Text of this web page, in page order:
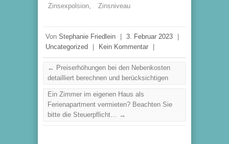
Zinsexpolsion, Zinsniveau
Von Stephanie Friedlein 3. Februar 2023
Uncategorized
Kein Kommentar
← Preiserhöhungen bei den Nebenkosten
detailliert berechnen und berücksichtigen
Ein Zimmer im eigenen Haus als
Ferienapartment vermieten? Beachten Sie
bitte die Steuerpflicht… →